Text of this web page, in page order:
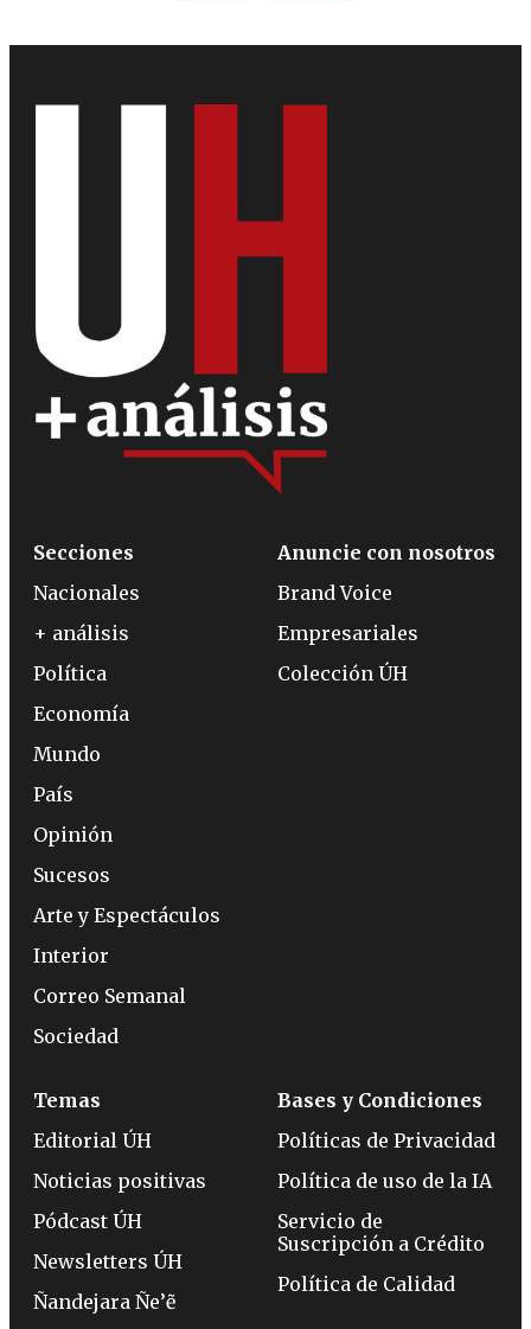
Secciones
Nacionales
+ análisis
Política
Economía
Mundo
País
Opinión
Sucesos
Arte y Espectáculos
Interior
Correo Semanal
Sociedad
Anuncie con nosotros
Brand Voice
Empresariales
Colección ÚH
Temas
Editorial ÚH
Noticias positivas
Pódcast ÚH
Newsletters ÚH
Ñandejara Ñe’ẽ
Bases y Condiciones
Políticas de Privacidad
Política de uso de la IA
Servicio de
Suscripción a Crédito
Política de Calidad